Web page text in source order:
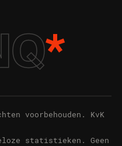
*
voorbehouden. KvK
statistieken. Geen